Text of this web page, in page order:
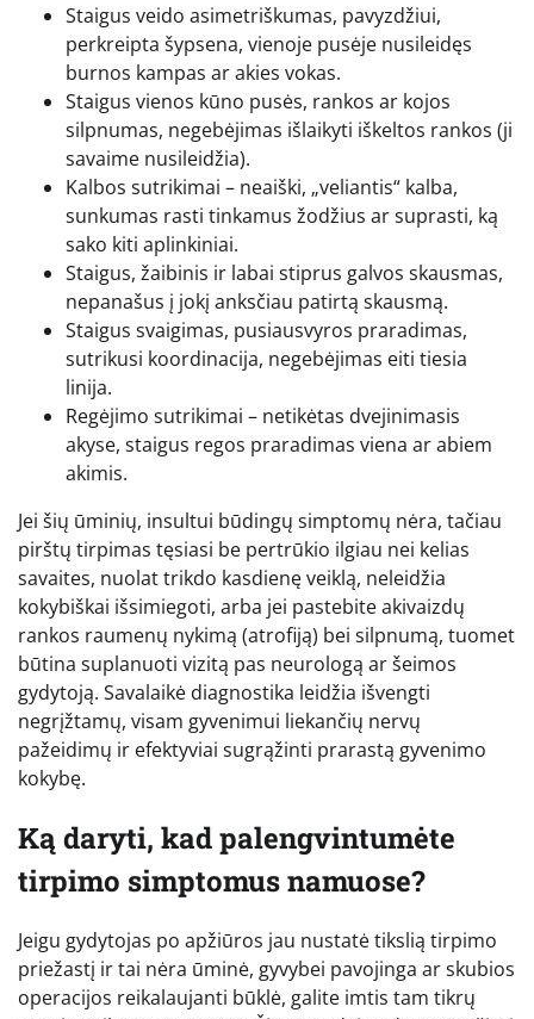
Staigus veido asimetriškumas, pavyzdžiui,
perkreipta šypsena, vienoje pusėje nusileidęs
burnos kampas ar akies vokas.
Staigus vienos kūno pusės, rankos ar kojos
silpnumas, negebėjimas išlaikyti iškeltos rankos (ji
savaime nusileidžia).
Kalbos sutrikimai – neaiški, „veliantis“ kalba,
sunkumas rasti tinkamus žodžius ar suprasti, ką
sako kiti aplinkiniai.
Staigus, žaibinis ir labai stiprus galvos skausmas,
nepanašus į jokį anksčiau patirtą skausmą.
Staigus svaigimas, pusiausvyros praradimas,
sutrikusi koordinacija, negebėjimas eiti tiesia
linija.
Regėjimo sutrikimai – netikėtas dvejinimasis
akyse, staigus regos praradimas viena ar abiem
akimis.
Jei šių ūminių, insultui būdingų simptomų nėra, tačiau
pirštų tirpimas tęsiasi be pertrūkio ilgiau nei kelias
savaites, nuolat trikdo kasdienę veiklą, neleidžia
kokybiškai išsimiegoti, arba jei pastebite akivaizdų
rankos raumenų nykimą (atrofiją) bei silpnumą, tuomet
būtina suplanuoti vizitą pas neurologą ar šeimos
gydytoją. Savalaikė diagnostika leidžia išvengti
negrįžtamų, visam gyvenimui liekančių nervų
pažeidimų ir efektyviai sugrąžinti prarastą gyvenimo
kokybę.
Ką daryti, kad palengvintumėte
tirpimo simptomus namuose?
Jeigu gydytojas po apžiūros jau nustatė tikslią tirpimo
priežastį ir tai nėra ūminė, gyvybei pavojinga ar skubios
operacijos reikalaujanti būklė, galite imtis tam tikrų